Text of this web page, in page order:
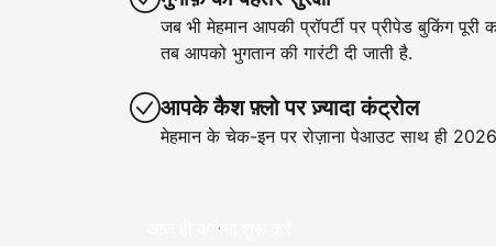
जब भी मेहमान आपकी प्रॉपर्टी पर प्रीपेड बुकिंग
तब आपको भुगतान की गारंटी दी जाती है.
आपके कैश फ़्लो पर ज़्यादा कंट्रोल
मेहमान के चेक-इन पर रोज़ाना पेआउट साथ ही
आज ही कमाना शुरू करें